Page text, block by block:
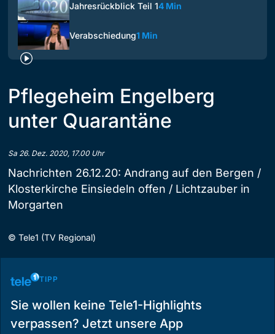
Jahresrückblick Teil 14 Min
Verabschiedung1 Min
Pflegeheim Engelberg
unter Quarantäne
Sa 26. Dez. 2020, 17.00 Uhr
Nachrichten 26.12.20: Andrang auf den Bergen /
Klosterkirche Einsiedeln offen / Lichtzauber in
Morgarten
© Tele1 (TV Regional)
TIPP
Sie wollen keine Tele1-Highlights
verpassen? Jetzt unsere App